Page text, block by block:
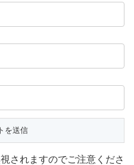
されますのでご注意くださ